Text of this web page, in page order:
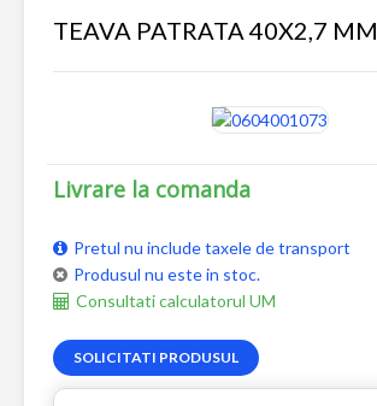
TEAVA PATRATA 40X2,7 MM
Livrare la comanda
Pretul nu include taxele de transport
Produsul nu este in stoc.
Consultati calculatorul UM
SOLICITATI PRODUSUL